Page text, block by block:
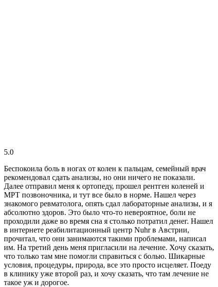
5.0
Беспокоила боль в ногах от колен к пальцам, семейный врач
рекомендовал сдать анализы, но они ничего не показали.
Далее отправил меня к ортопеду, прошел рентген коленей и
МРТ позвоночника, и тут все было в норме. Нашел через
знакомого ревматолога, опять сдал лабораторные анализы, и я
абсолютно здоров. Это было что-то невероятное, боли не
проходили даже во время сна я столько потратил денег. Нашел
в интернете реабилитационный центр Nuhr в Австрии,
прочитал, что они занимаются такими проблемами, написал
им. На третий день меня пригласили на лечение. Хочу сказать,
что только там мне помогли справиться с болью. Шикарные
условия, процедуры, природа, все это просто исцеляет. Поеду
в клинику уже второй раз, и хочу сказать, что там лечение не
такое уж и дорогое.